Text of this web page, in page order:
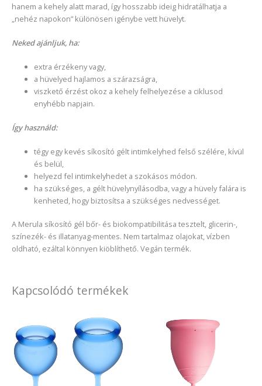
hanem a kehely alatt marad, így hosszabb ideig hidratálhatja a
„nehéz napokon” különösen igénybe vett hüvelyt.
Neked ajánljuk, ha:
extra érzékeny vagy,
a hüvelyed hajlamos a szárazságra,
viszkető érzést okoz a kehely felhelyezése a ciklusod
enyhébb napjain.
Így használd:
tégy egy kevés síkosító gélt intimkelyhed felső szélére, kívül
és belül,
helyezd fel intimkelyhedet a szokásos módon.
ha szükséges, a gélt hüvelynyílásodba, vagy a hüvely falára is
kenheted, hogy biztosítsa a szükséges nedvességet.
A Merula síkosító gél bőr- és biokompatibilitása tesztelt, glicerin-,
színezék- és illatanyag-mentes. Nem tartalmaz olajokat, vízben
oldható, ezáltal könnyen kiöblíthető. Vegán termék.
Kapcsolódó termékek